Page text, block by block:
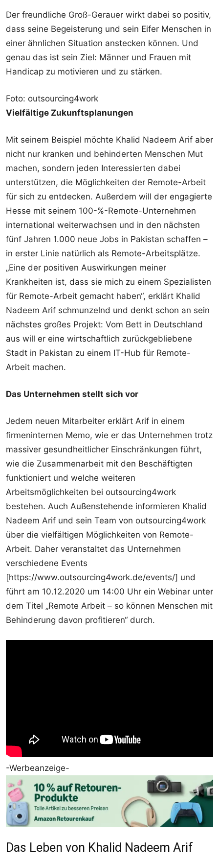
Der freundliche Groß-Gerauer wirkt dabei so positiv,
dass seine Begeisterung und sein Eifer Menschen in
einer ähnlichen Situation anstecken können. Und
genau das ist sein Ziel: Männer und Frauen mit
Handicap zu motivieren und zu stärken.
Foto: outsourcing4work
Vielfältige Zukunftsplanungen
Mit seinem Beispiel möchte Khalid Nadeem Arif aber
nicht nur kranken und behinderten Menschen Mut
machen, sondern jeden Interessierten dabei
unterstützen, die Möglichkeiten der Remote-Arbeit
für sich zu entdecken. Außerdem will der engagierte
Hesse mit seinem 100-%-Remote-Unternehmen
international weiterwachsen und in den nächsten
fünf Jahren 1.000 neue Jobs in Pakistan schaffen –
in erster Linie natürlich als Remote-Arbeitsplätze.
„Eine der positiven Auswirkungen meiner
Krankheiten ist, dass sie mich zu einem Spezialisten
für Remote-Arbeit gemacht haben“, erklärt Khalid
Nadeem Arif schmunzelnd und denkt schon an sein
nächstes großes Projekt: Vom Bett in Deutschland
aus will er eine wirtschaftlich zurückgebliebene
Stadt in Pakistan zu einem IT-Hub für Remote-
Arbeit machen.
Das Unternehmen stellt sich vor
Jedem neuen Mitarbeiter erklärt Arif in einem
firmeninternen Memo, wie er das Unternehmen trotz
massiver gesundheitlicher Einschränkungen führt,
wie die Zusammenarbeit mit den Beschäftigten
funktioniert und welche weiteren
Arbeitsmöglichkeiten bei outsourcing4work
bestehen. Auch Außenstehende informieren Khalid
Nadeem Arif und sein Team von outsourcing4work
über die vielfältigen Möglichkeiten von Remote-
Arbeit. Daher veranstaltet das Unternehmen
verschiedene Events
[https://www.outsourcing4work.de/events/] und
führt am 10.12.2020 um 14:00 Uhr ein Webinar unter
dem Titel „Remote Arbeit – so können Menschen mit
Behinderung davon profitieren“ durch.
-Werbeanzeige-
Das Leben von Khalid Nadeem Arif